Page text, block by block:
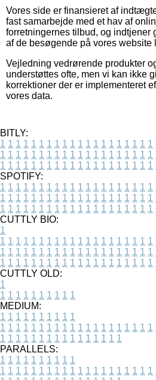
Vores side er finansieret af
fast samarbejde med et hav af
forretningernes tilbud, og indtjener
af de besøgende på vores website
Vejledning vedrørende produkter
understøttes ofte, men vi kan ikke
korrektioner der er implementeret
vores data.
BITLY:
1 1 1 1 1 1 1 1 1 1 1 1 1 1 1 1 1 1 1 1
1 1 1 1 1 1 1 1 1 1 1 1 1 1 1 1 1 1 1 1
1 1 1 1 1 1 1 1 1 1 1 1 1 1 1 1 1 1 1 1
SPOTIFY:
1 1 1 1 1 1 1 1 1 1 1 1 1 1 1 1 1 1 1 1
1 1 1 1 1 1 1 1 1 1 1 1 1 1 1 1 1 1 1 1
1 1 1 1 1 1 1 1 1 1 1 1 1 1 1 1 1 1 1 1
CUTTLY BIO:
1
1 1 1 1 1 1 1 1 1 1 1 1 1 1 1 1 1 1 1 1
1 1 1 1 1 1 1 1 1 1 1 1 1 1 1 1 1 1 1 1
1 1 1 1 1 1 1 1 1 1 1 1 1 1 1 1 1 1 1 1
CUTTLY OLD:
1
1 1 1 1 1 1 1 1 1 1
MEDIUM:
1 1 1 1 1 1 1 1 1 1
1 1 1 1 1 1 1 1 1 1 1 1 1 1 1 1 1 1 1 1
1 1 1 1 1 1 1 1 1 1 1 1 1 1 1 1
PARALLELS:
1 1 1 1 1 1 1 1 1 1
1 1 1 1 1 1 1 1 1 1 1 1 1 1 1 1 1 1 1 1